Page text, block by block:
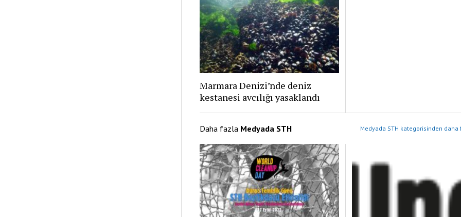
Marmara Denizi’nde deniz
kestanesi avcılığı yasaklandı
Daha fazla Medyada STH Medyada STH kategorisinden daha